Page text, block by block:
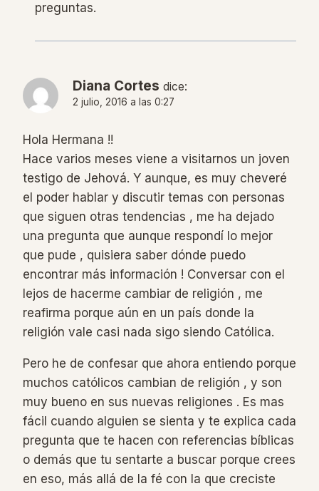
preguntas.
Diana Cortes dice:
2 julio, 2016 a las 0:27
Hola Hermana !!
Hace varios meses viene a visitarnos un joven
testigo de Jehová. Y aunque, es muy cheveré
el poder hablar y discutir temas con personas
que siguen otras tendencias , me ha dejado
una pregunta que aunque respondí lo mejor
que pude , quisiera saber dónde puedo
encontrar más información ! Conversar con el
lejos de hacerme cambiar de religión , me
reafirma porque aún en un país donde la
religión vale casi nada sigo siendo Católica.
Pero he de confesar que ahora entiendo porque
muchos católicos cambian de religión , y son
muy bueno en sus nuevas religiones . Es mas
fácil cuando alguien se sienta y te explica cada
pregunta que te hacen con referencias bíblicas
o demás que tu sentarte a buscar porque crees
en eso, más allá de la fé con la que creciste